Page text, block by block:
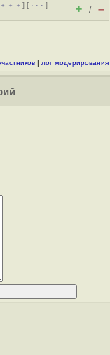
﹢﹢﹢] [ · · ·]
+ / –
| лог модерирования